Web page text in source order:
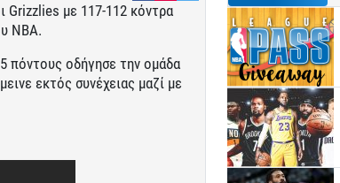
Grizzlies με 117-112 κόντρα
ΝΒΑ.
πόντους οδήγησε την ομάδα
εκτός συνέχειας μαζί με